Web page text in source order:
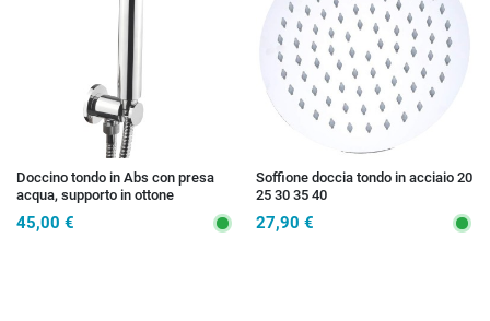
Doccino tondo in Abs con presa
acqua, supporto in ottone
45,00 €
Soffione doccia tondo in acciaio 20
25 30 35 40
27,90 €